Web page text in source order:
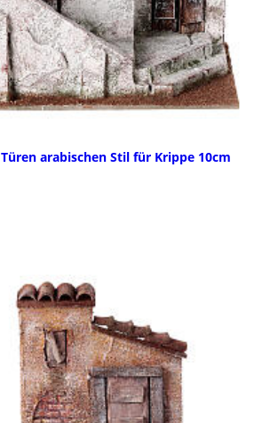
arabischen Stil für Krippe 10cm